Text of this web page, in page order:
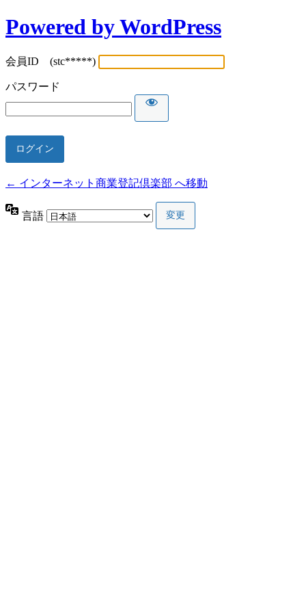
Powered by WordPress
会員ID (stc*****)
パスワード
← インターネット商業登記倶楽部 へ移動
言語